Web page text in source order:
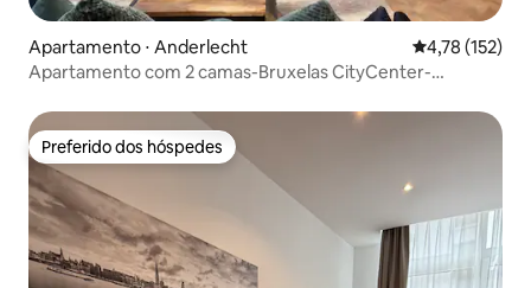
Apartamento ⋅ Anderlecht 4,78 de uma
4,78 (152)
Apartamento com 2 camas-Bruxelas CityCenter-
Preferido dos hóspedes
Preferido dos hóspedes